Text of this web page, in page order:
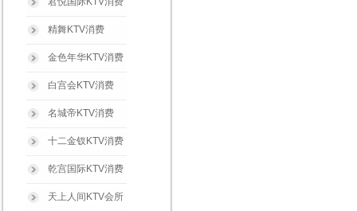
精舞KTV消费
金色年华KTV消费
白宫会KTV消费
名城帝KTV消费
十二金钗KTV消费
乾宫国际KTV消费
天上人间KTV会所